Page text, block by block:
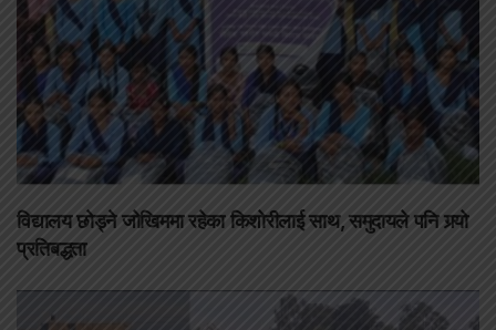
विद्यालय छोड्ने जोखिममा रहेका किशोरीलाई साथ, समुदायले पनि गर्‍यो
प्रतिबद्धता